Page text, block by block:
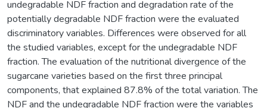
undegradable NDF fraction and degradation rate of the
potentially degradable NDF fraction were the evaluated
discriminatory variables. Differences were observed for all
the studied variables, except for the undegradable NDF
fraction. The evaluation of the nutritional divergence of the
sugarcane varieties based on the first three principal
components, that explained 87.8% of the total variation. The
NDF and the undegradable NDF fraction were the variables